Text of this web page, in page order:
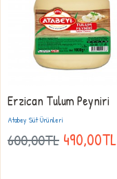
Atabey Süt Ürünleri
Erzican Tulum Peyniri
600,00TL 490,00TL